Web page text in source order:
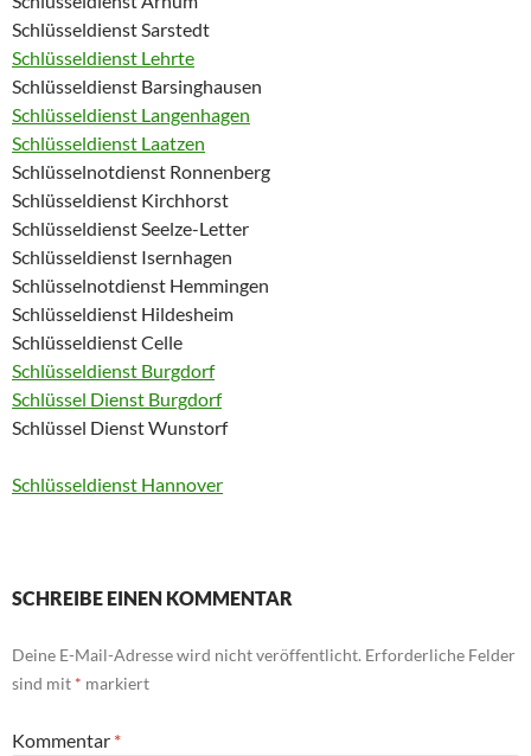
Schlüsseldienst Sarstedt
Schlüsseldienst Lehrte
Schlüsseldienst Barsinghausen
Schlüsseldienst Langenhagen
Schlüsseldienst Laatzen
Schlüsselnotdienst Ronnenberg
Schlüsseldienst Kirchhorst
Schlüsseldienst Seelze-Letter
Schlüsseldienst Isernhagen
Schlüsselnotdienst Hemmingen
Schlüsseldienst Hildesheim
Schlüsseldienst Celle
Schlüsseldienst Burgdorf
Schlüssel Dienst Burgdorf
Schlüssel Dienst Wunstorf
Schlüsseldienst Hannover
SCHREIBE EINEN KOMMENTAR
Deine E-Mail-Adresse wird nicht veröffentlicht. Erforderliche Felder
sind mit * markiert
Kommentar *